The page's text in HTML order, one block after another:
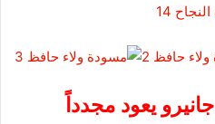
يعود مجدداً